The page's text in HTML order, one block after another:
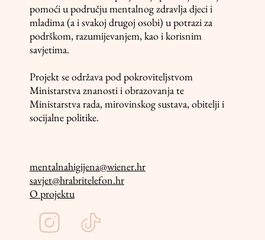
pomoći u području mentalnog zdravlja djeci i
mladima (a i svakoj drugoj osobi) u potrazi za
podrškom, razumijevanjem, kao i korisnim
savjetima.
Projekt se održava pod pokroviteljstvom
Ministarstva znanosti i obrazovanja te
Ministarstva rada, mirovinskog sustava, obitelji i
socijalne politike.
mentalnahigijena@wiener.hr
savjet@hrabritelefon.hr
O projektu